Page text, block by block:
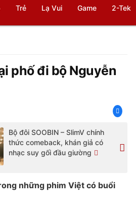
Trẻ Lạ Vui Game 2-Tek
phố đi bộ Nguyễn
Bộ đôi SOOBIN – SlimV chính
thức comeback, khán giả có
nhạc suy gối đầu giường
những phim Việt có buổi